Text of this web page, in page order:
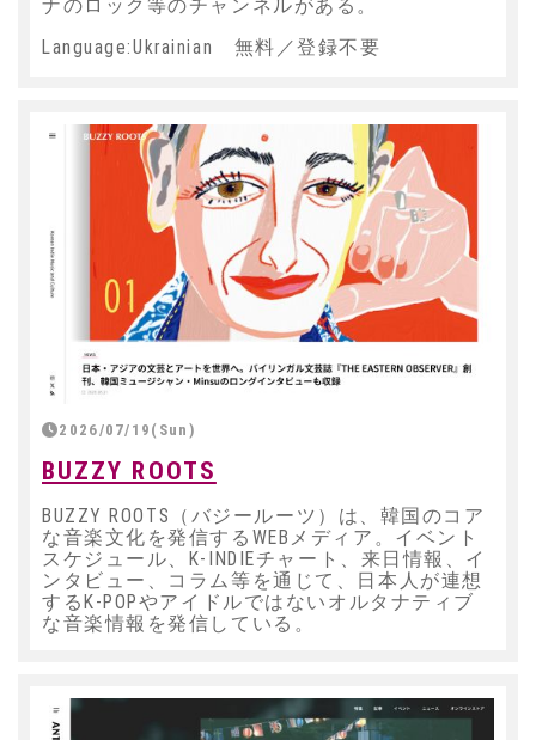
ナのロック等のチャンネルがある。
Language:Ukrainian 無料／登録不要
2026/07/19(Sun)
BUZZY ROOTS
BUZZY ROOTS（バジールーツ）は、韓国のコア
な音楽文化を発信するWEBメディア。イベント
スケジュール、K-INDIEチャート、来日情報、イ
ンタビュー、コラム等を通じて、日本人が連想
するK-POPやアイドルではないオルタナティブ
な音楽情報を発信している。